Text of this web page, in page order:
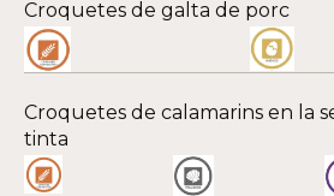
Croquetes de galta de porc
Croquetes de calamarins en la
tinta